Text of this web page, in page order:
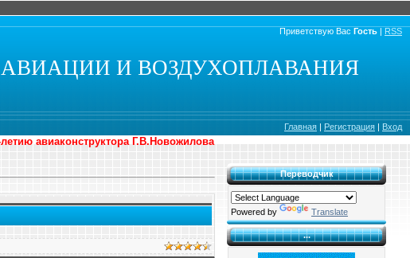
Приветствую Вас Гость | RSS
И ВОЗДУХОПЛАВАНИЯ
Главная | Регистрация | Вход
авиаконструктора Г.В.Новожилова
Переводчик
Powered by Translate
...